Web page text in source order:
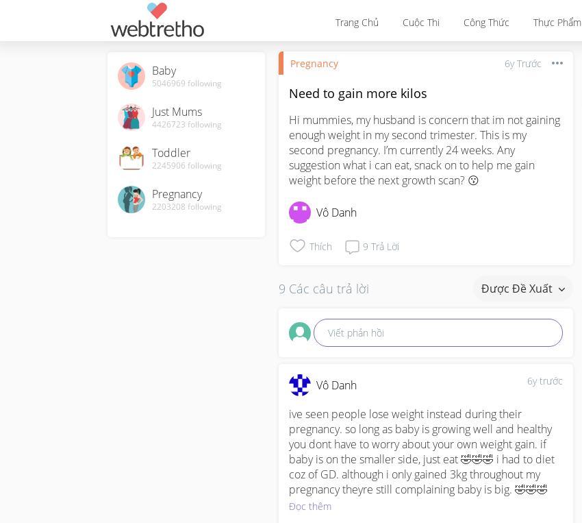
Trang Chủ Cuộc Thi Công Thức Thực Phẩm
Baby
5046969 following
Just Mums
4426723 following
Toddler
2245906 following
Pregnancy
2203208 following
Pregnancy 6y Trước
Need to gain more kilos
Hi mummies, my husband is concern that im not gaining
enough weight in my second trimester. This is my
second pregnancy. I’m currently 24 weeks. Any
suggestion what i can eat, snack on to help me gain
weight before the next growth scan? 😗
Vô Danh
Thích 9 Trả Lời
9 Các câu trả lời Được Đề Xuất
Viết phản hồi
6y trước
Vô Danh
ive seen people lose weight instead during their
pregnancy. so long as baby is growing well and healthy
you dont have to worry about your own weight gain. if
baby is on the smaller side, just eat 🤣🤣🤣 i had to diet
coz of GD. although i only gained 3kg throughout my
pregnancy theyre still complaining baby is big. 🤣🤣🤣
Đọc thêm